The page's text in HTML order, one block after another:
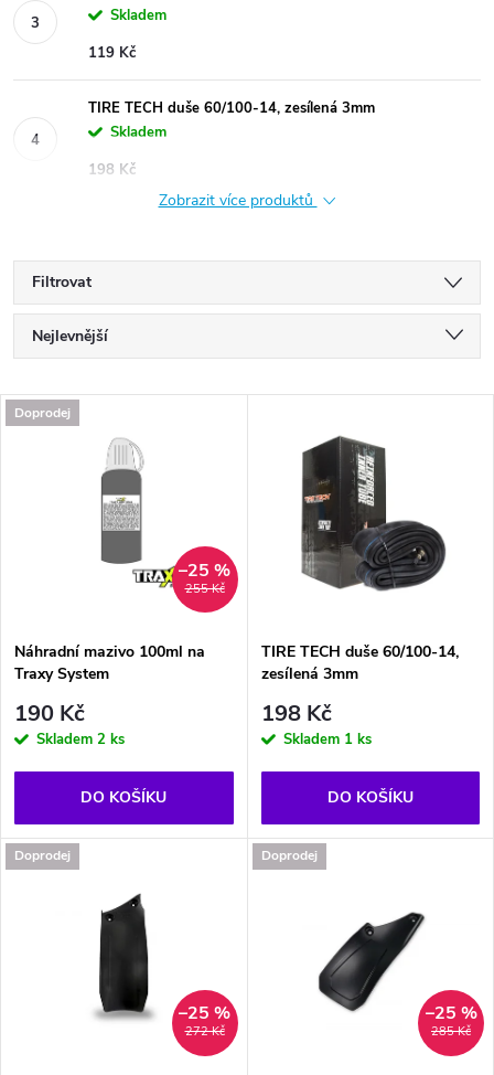
Skladem
119 Kč
TIRE TECH duše 60/100-14, zesílená 3mm
Skladem
198 Kč
Zobrazit více produktů
Filtrovat
Ř
a
p
r
o
d
Nejlevnější
Nejprodávanější
V
s
p
r
d
Doprodej
255 Kč
–25 %
Náhradní mazivo 100ml na
Traxy System
190 Kč
Skladem 2 ks
DO KOŠÍKU
TIRE TECH duše 60/100-14,
zesílená 3mm
198 Kč
Skladem 1 ks
DO KOŠÍKU
Doprodej
272 Kč
–25 %
Doprodej
285 Kč
–25 %